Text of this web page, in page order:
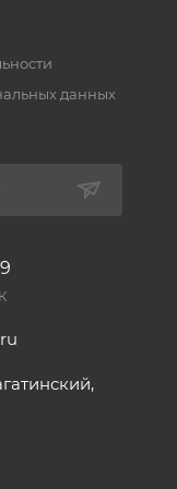
Условия
данных